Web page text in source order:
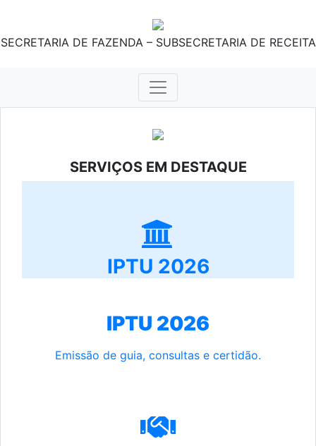
SECRETARIA DE FAZENDA – SUBSECRETARIA DE RECEITA
SERVIÇOS EM DESTAQUE
IPTU 2026
IPTU 2026
Emissão de guia, consultas e certidão.